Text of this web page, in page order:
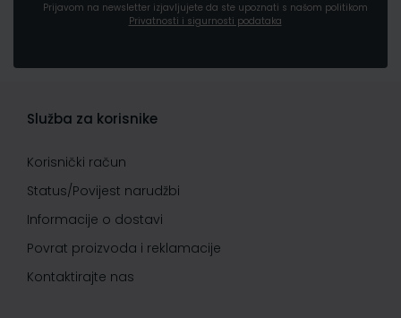
Prijavom na newsletter izjavljujete da ste upoznati s našom politikom
Privatnosti i sigurnosti podataka
Služba za korisnike
Korisnički račun
Status/Povijest narudžbi
Informacije o dostavi
Povrat proizvoda i reklamacije
Kontaktirajte nas